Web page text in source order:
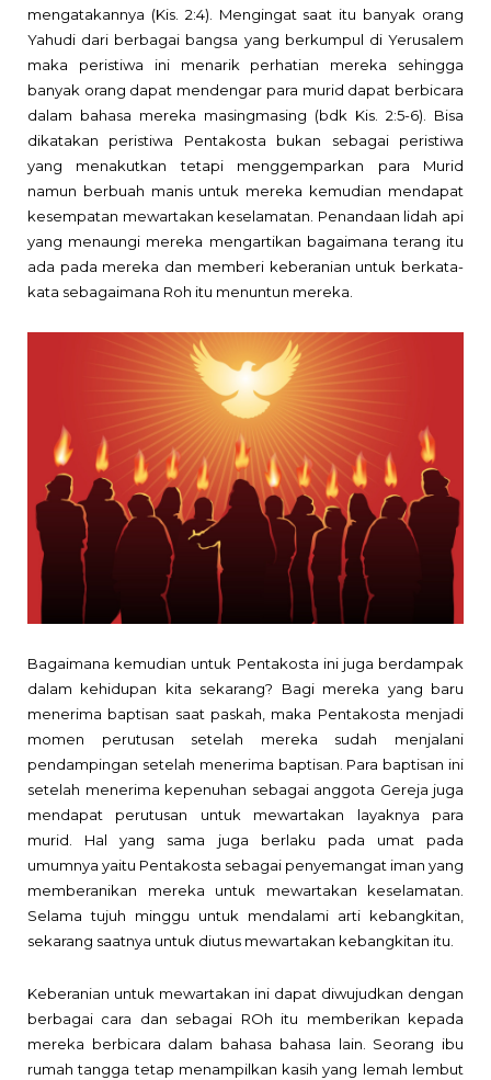
mengatakannya (Kis. 2:4). Mengingat saat itu banyak orang
Yahudi dari berbagai bangsa yang berkumpul di Yerusalem
maka peristiwa ini menarik perhatian mereka sehingga
banyak orang dapat mendengar para murid dapat berbicara
dalam bahasa mereka masingmasing (bdk Kis. 2:5-6). Bisa
dikatakan peristiwa Pentakosta bukan sebagai peristiwa
yang menakutkan tetapi menggemparkan para Murid
namun berbuah manis untuk mereka kemudian mendapat
kesempatan mewartakan keselamatan. Penandaan lidah api
yang menaungi mereka mengartikan bagaimana terang itu
ada pada mereka dan memberi keberanian untuk berkata-
kata sebagaimana Roh itu menuntun mereka.
Bagaimana kemudian untuk Pentakosta ini juga berdampak
dalam kehidupan kita sekarang? Bagi mereka yang baru
menerima baptisan saat paskah, maka Pentakosta menjadi
momen perutusan setelah mereka sudah menjalani
pendampingan setelah menerima baptisan. Para baptisan ini
setelah menerima kepenuhan sebagai anggota Gereja juga
mendapat perutusan untuk mewartakan layaknya para
murid. Hal yang sama juga berlaku pada umat pada
umumnya yaitu Pentakosta sebagai penyemangat iman yang
memberanikan mereka untuk mewartakan keselamatan.
Selama tujuh minggu untuk mendalami arti kebangkitan,
sekarang saatnya untuk diutus mewartakan kebangkitan itu.
Keberanian untuk mewartakan ini dapat diwujudkan dengan
berbagai cara dan sebagai ROh itu memberikan kepada
mereka berbicara dalam bahasa bahasa lain. Seorang ibu
rumah tangga tetap menampilkan kasih yang lemah lembut